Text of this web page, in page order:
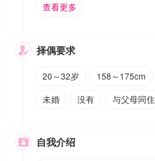
查看更多
 择偶要求
20～32岁 158～175cm
未婚
没有 与父母同住
 自我介绍